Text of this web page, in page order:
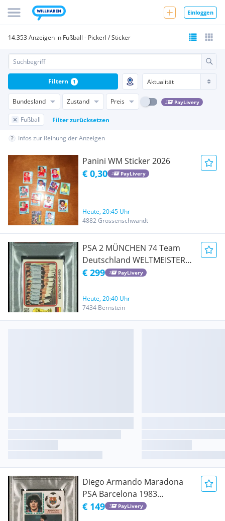
Einloggen
14.353 Anzeigen in Fußball - Pickerl / Sticker
Bundesland Zustand Preis PayLivery
Fußball Filter zurücksetzen
Filtern 1
Infos zur Reihung der Anzeigen
Panini WM Sticker 2026
€ 0,30 PayLivery
Heute, 20:45 Uhr
4882 Grossenschwandt
PSA 2 MÜNCHEN 74 Team
Deutschland WELTMEISTER
historische
von Panini 1974
€ 299 PayLivery
Heute, 20:40 Uhr
7434 Bernstein
Diego Armando Maradona
PSA Barcelona 1983
Ediciones Este Sticker ähnlich
€ 149 PayLivery